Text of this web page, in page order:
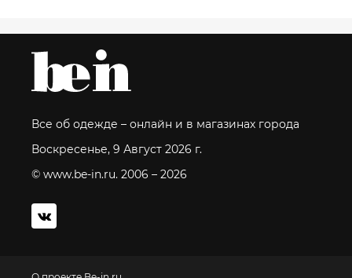
Все об одежде – онлайн и в магазинах города
Воскресенье, 9 Август 2026 г.
© www.be-in.ru. 2006 – 2026